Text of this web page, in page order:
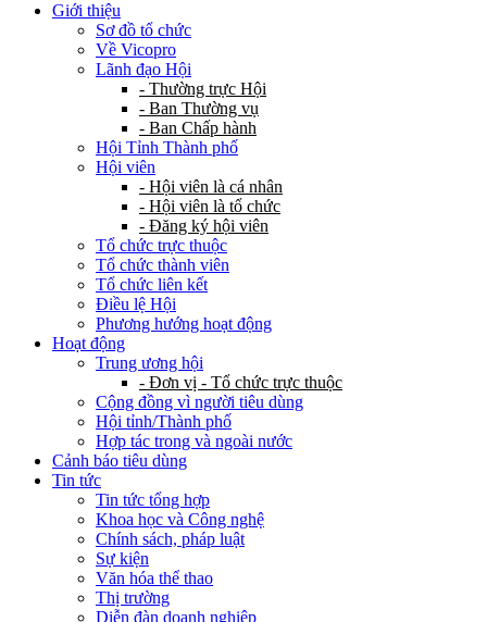
Giới thiệu
Sơ đồ tổ chức
Về Vicopro
Lãnh đạo Hội
- Thường trực Hội
- Ban Thường vụ
- Ban Chấp hành
Hội Tỉnh Thành phố
Hội viên
- Hội viên là cá nhân
- Hội viên là tổ chức
- Đăng ký hội viên
Tổ chức trực thuộc
Tổ chức thành viên
Tổ chức liên kết
Điều lệ Hội
Phương hướng hoạt động
Hoạt động
Trung ương hội
- Đơn vị - Tổ chức trực thuộc
Cộng đồng vì người tiêu dùng
Hội tỉnh/Thành phố
Hợp tác trong và ngoài nước
Cảnh báo tiêu dùng
Tin tức
Tin tức tổng hợp
Khoa học và Công nghệ
Chính sách, pháp luật
Sự kiện
Văn hóa thể thao
Thị trường
Diễn đàn doanh nghiệp